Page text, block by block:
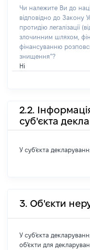
Чи належите Ви до
відповідно до Закону
протидію легалізації
злочинним шляхом,
фінансуванню
знищення”?
Ні
2.2.
суб'єкта
У суб'єкта
3. Об'єкти
У суб'єкта
об'єкти для